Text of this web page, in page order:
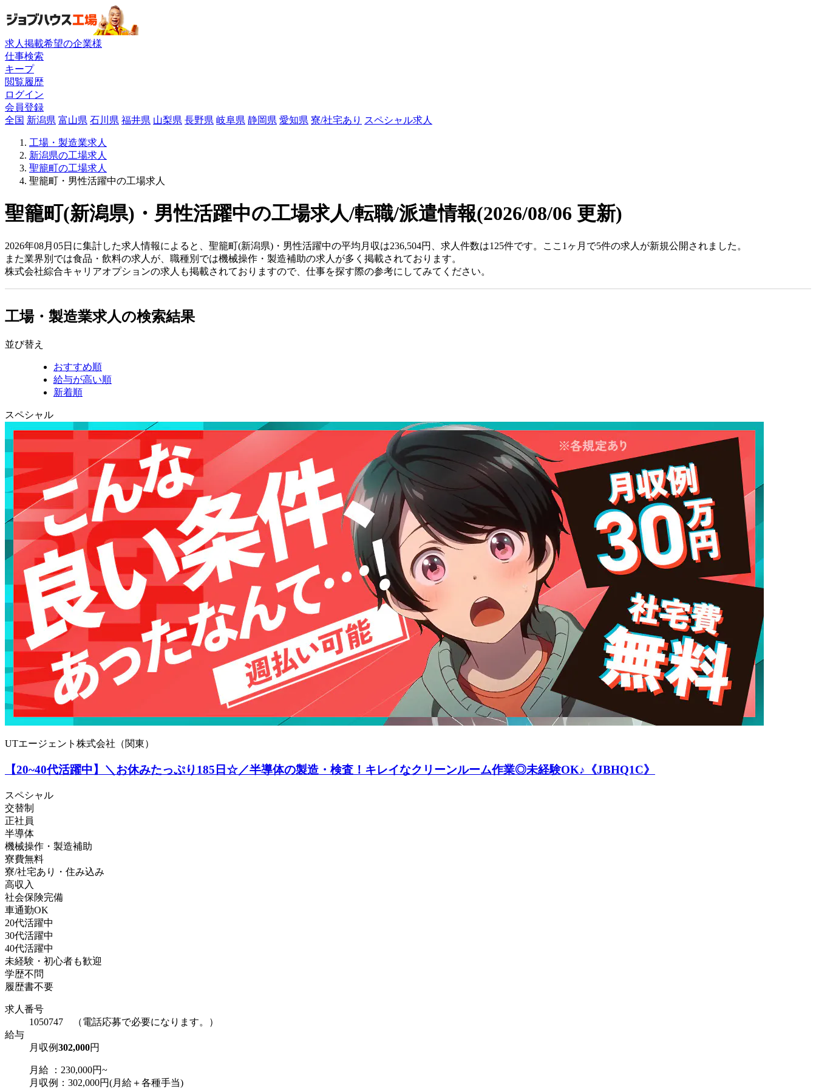
求人掲載希望の企業様
仕事検索
キープ
閲覧履歴
ログイン
会員登録
全国 新潟県 富山県 石川県 福井県 山梨県 長野県 岐阜県 静岡県 愛知県 寮/社宅あり スペシャル求人
工場・製造業求人
新潟県の工場求人
聖籠町の工場求人
聖籠町・男性活躍中の工場求人
聖籠町(新潟県)・男性活躍中の工場求人/転職/派遣情報(2026/08/06 更新)
2026年08月05日に集計した求人情報によると、聖籠町(新潟県)・男性活躍中の平均月収は236,504円、求人件数は125件です。ここ1ヶ月で5件の求人が新規公開されました。
また業界別では食品・飲料の求人が、職種別では機械操作・製造補助の求人が多く掲載されております。
株式会社綜合キャリアオプションの求人も掲載されておりますので、仕事を探す際の参考にしてみてください。
工場・製造業求人の検索結果
並び替え
おすすめ順
給与が高い順
新着順
スペシャル
UTエージェント株式会社（関東）
【20~40代活躍中】＼お休みたっぷり185日☆／半導体の製造・検査！キレイなクリーンルーム作業◎未経験OK♪《JBHQ1C》
スペシャル
交替制
正社員
半導体
機械操作・製造補助
寮費無料
寮/社宅あり・住み込み
高収入
社会保険完備
車通勤OK
20代活躍中
30代活躍中
40代活躍中
未経験・初心者も歓迎
学歴不問
履歴書不要
求人番号
1050747 （電話応募で必要になります。）
給与
月収例302,000円
月給 ：230,000円~
月収例：302,000円(月給＋各種手当)